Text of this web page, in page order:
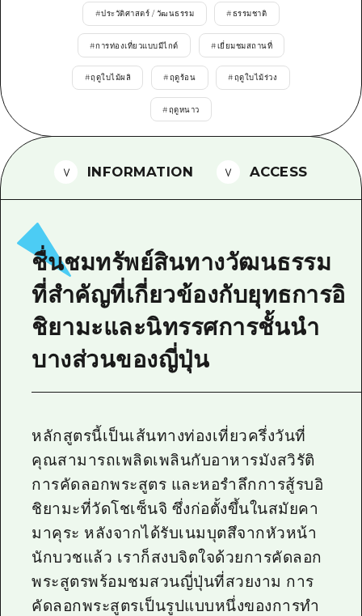
TRAVELPAL International
ไกด์อาสาสมัครไ
วิดีโอฮิโรชิม่า
คำถามที่พบบ่อย
#ประวัติศาสตร์ / วัฒนธรรม #ธรรมชาติ
#การท่องเที่ยวแบบมีไกด์ #เยี่ยมชมสถานที่
#ฤดูใบไม้ผลิ #ฤดูร้อน #ฤดูใบไม้ร่วง
#ฤดูหนาว
INFORMATION ACCESS
ชื่นชมทรัพย์สินทางวัฒนธรรม
ที่สำคัญที่เกี่ยวข้องกับยุทธการอิ
ชิยามะและนิทรรศการชั้นนำ
บางส่วนของญี่ปุ่น
หลักสูตรนี้เป็นเส้นทางท่องเที่ยวครึ่งวันที่
คุณสามารถเพลิดเพลินกับอาหารมังสวิรัติ
การคัดลอกพระสูตร และหอรำลึกการสู้รบอิ
ชิยามะที่วัดโชเซ็นจิ ซึ่งก่อตั้งขึ้นในสมัยคา
มาคุระ หลังจากได้รับเนมบุตสึจากหัวหน้า
นักบวชแล้ว เราก็สงบจิตใจด้วยการคัดลอก
พระสูตรพร้อมชมสวนญี่ปุ่นที่สวยงาม การ
คัดลอกพระสูตรเป็นรูปแบบหนึ่งของการทำ